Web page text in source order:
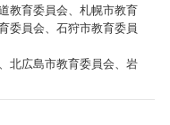
教育委員会、札幌市教育
委員会、石狩市教育委員
北広島市教育委員会、岩